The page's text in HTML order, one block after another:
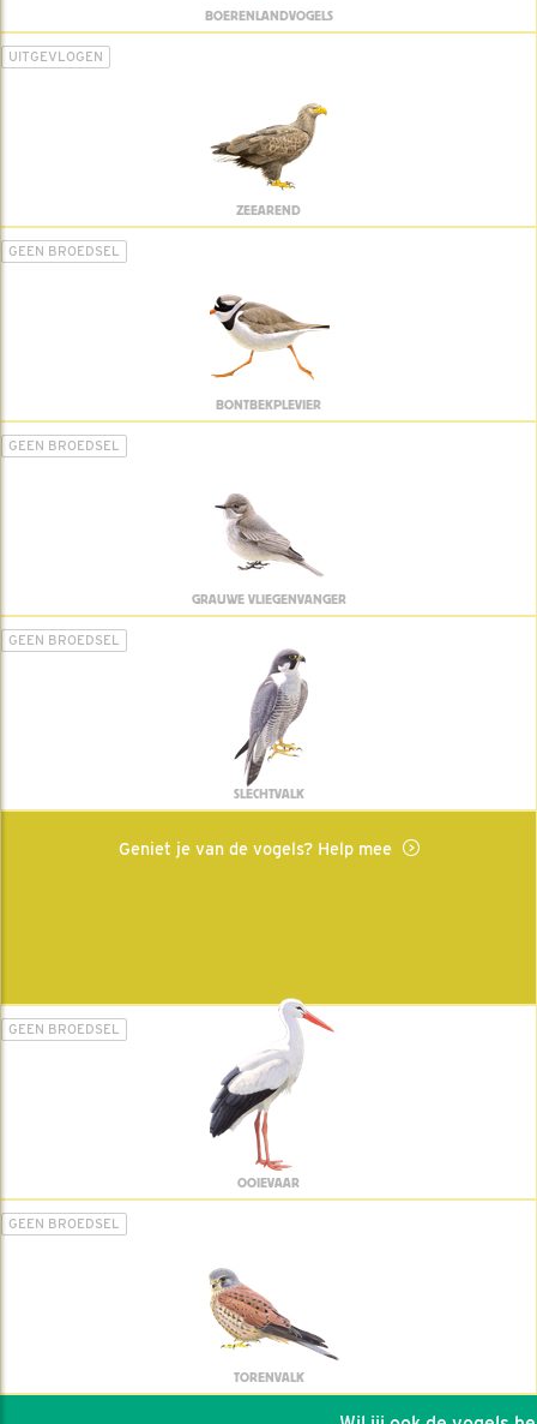
BOERENLANDVOGELS
UITGEVLOGEN
ZEEAREND
GEEN BROEDSEL
BONTBEKPLEVIER
GEEN BROEDSEL
GRAUWE VLIEGENVANGER
GEEN BROEDSEL
SLECHTVALK
Geniet je van de vogels? Help mee
GEEN BROEDSEL
OOIEVAAR
GEEN BROEDSEL
TORENVALK